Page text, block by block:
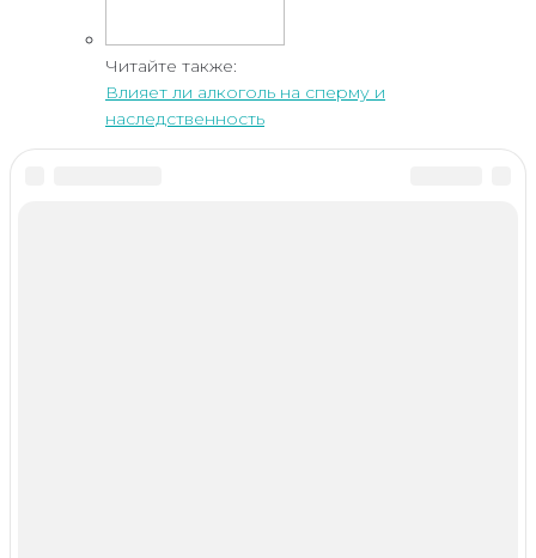
Читайте также:
Влияет ли алкоголь на сперму и
наследственность
Добавить комментарий